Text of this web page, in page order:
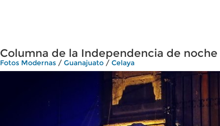
Columna de la Independencia de noche
Fotos Modernas / Guanajuato / Celaya